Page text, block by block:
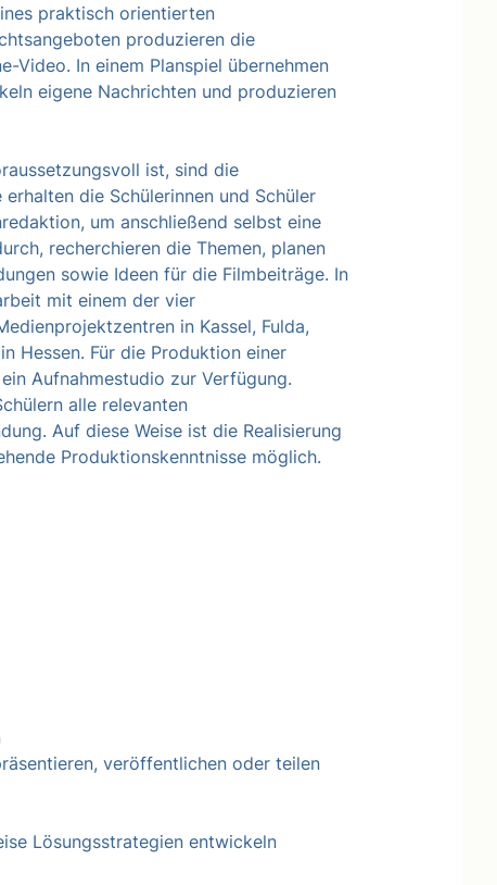
praktisch orientierten
produzieren die
Video. In einem Planspiel übernehmen
eigene Nachrichten und produzieren
ist, sind die
die Schülerinnen und Schüler
um anschließend selbst eine
recherchieren die Themen, planen
sowie Ideen für die Filmbeiträge. In
mit einem der vier
in Kassel, Fulda,
Hessen. Für die Produktion einer
Aufnahmestudio zur Verfügung.
alle relevanten
Auf diese Weise ist die Realisierung
Produktionskenntnisse möglich.
veröffentlichen oder teilen
Lösungsstrategien entwickeln